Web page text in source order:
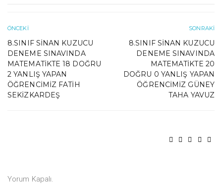
ÖNCEKI
8.SINIF SINAN KUZUCU
DENEME SINAVINDA
MATEMATIKTE 18 DOĞRU
2 YANLIŞ YAPAN
ÖĞRENCIMIZ FATIH
SEKIZKARDEŞ
SONRAKI
8.SINIF SINAN KUZUCU
DENEME SINAVINDA
MATEMATIKTE 20
DOĞRU 0 YANLIŞ YAPAN
ÖĞRENCIMIZ GÜNEY
TAHA YAVUZ
Yorum Kapalı.